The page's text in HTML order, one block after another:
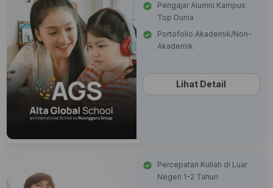
Pengajar Alumni Kampus
Top Dunia
Portofolio Akademik/Non-
Akademik
Lihat Detail
Percepatan Kuliah di Luar
Negeri 1-2 Tahun